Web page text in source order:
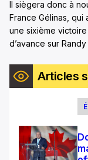
Il siègera donc à
France Gélinas, qui
une sixième
d’avance sur
Articles